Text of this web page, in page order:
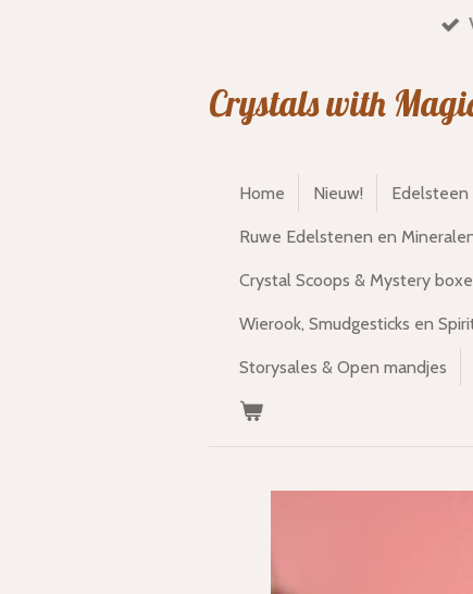
Crystals with
Home Nieuw! Edelsteen
Ruwe Edelstenen en
Crystal Scoops & Mystery
Wierook, Smudgesticks en
Storysales & Open mandjes